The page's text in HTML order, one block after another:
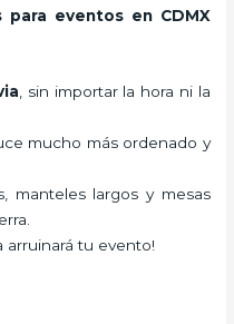
eventos en CDMX
, sin importar la hora ni la
mucho más ordenado y
manteles largos y mesas
arruinará tu evento!